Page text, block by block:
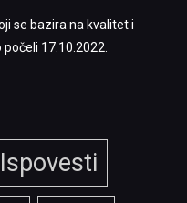
se bazira na kvalitet i
17.10.2022.
Ispovesti